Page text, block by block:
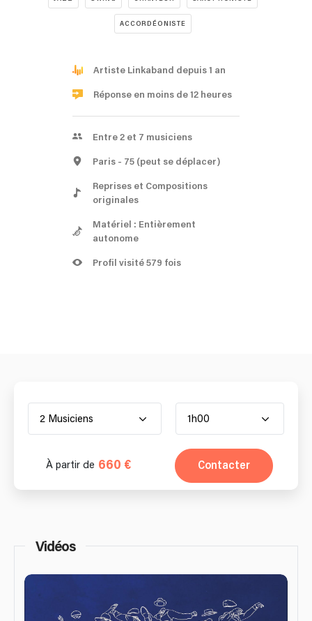
ACCORDÉONISTE
Artiste Linkaband depuis 1 an
Réponse en moins de 12 heures
Entre 2 et 7 musiciens
Paris - 75 (peut se déplacer)
Reprises et Compositions
originales
Matériel : Entièrement
autonome
Profil visité 579 fois
2 Musiciens 1h00
À partir de 660 € Contacter
Vidéos